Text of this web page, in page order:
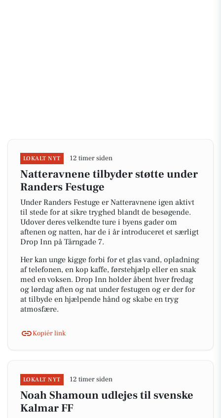
LOKALT NYT 12 timer siden
Natteravnene tilbyder støtte under
Randers Festuge
Under Randers Festuge er Natteravnene igen aktivt
til stede for at sikre tryghed blandt de besøgende.
Udover deres velkendte ture i byens gader om
aftenen og natten, har de i år introduceret et særligt
Drop Inn på Tårngade 7.
Her kan unge kigge forbi for et glas vand, opladning
af telefonen, en kop kaffe, førstehjælp eller en snak
med en voksen. Drop Inn holder åbent hver fredag
og lørdag aften og nat under festugen og er der for
at tilbyde en hjælpende hånd og skabe en tryg
atmosfære.
Kopiér link
LOKALT NYT 12 timer siden
Noah Shamoun udlejes til svenske
Kalmar FF